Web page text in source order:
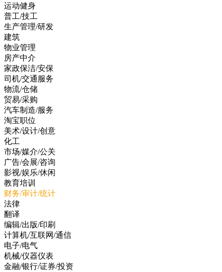
运动健身
普工/技工
生产管理/研发
建筑
物业管理
房产中介
家政保洁/安保
司机/交通服务
物流/仓储
贸易/采购
汽车制造/服务
淘宝职位
美术/设计/创意
化工
市场/媒介/公关
广告/会展/咨询
影视/娱乐/休闲
教育培训
财务/审计/统计
法律
翻译
编辑/出版/印刷
计算机/互联网/通信
电子/电气
机械/仪器仪表
金融/银行/证券/投资